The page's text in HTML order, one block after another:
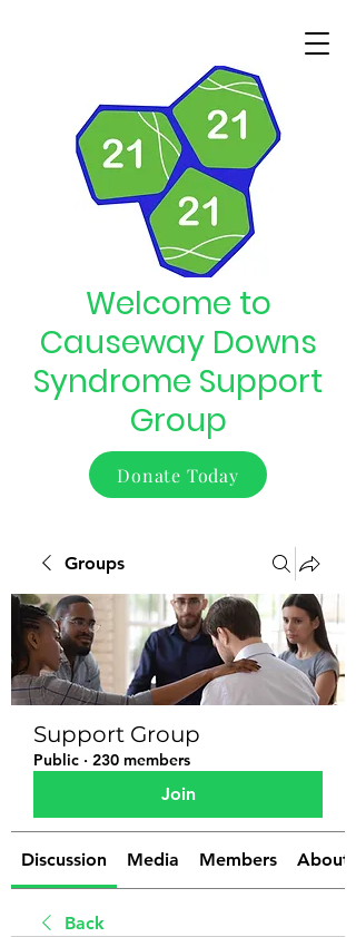
Welcome to
Causeway Downs
Syndrome Support
Group
Donate Today
Groups
Support Group
Public · 230 members
Join
Discussion Media Members About
Back